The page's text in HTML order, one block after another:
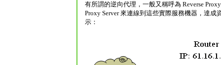
有所謂的逆向代理，一般又稱呼為 Reverse
Proxy Server 來連線到這些實際服務機器，達成
示：